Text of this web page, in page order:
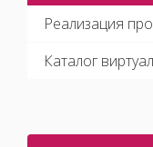
Реализация
Каталог